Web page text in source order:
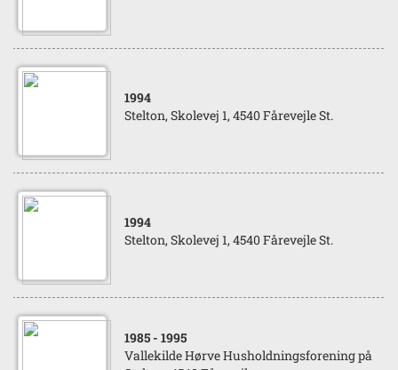
1994
Stelton, Skolevej 1, 4540 Fårevejle St.
1994
Stelton, Skolevej 1, 4540 Fårevejle St.
1985 - 1995
Vallekilde Hørve Husholdningsforening på